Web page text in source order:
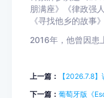
朋满座》《律政强
《寻找他乡的故事
2016年，他曾因患
上一篇：
【2026.7.8
下一篇： 葡萄牙版《